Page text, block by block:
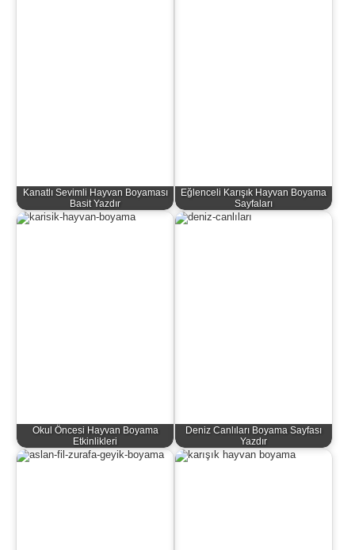
Kanatlı Sevimli Hayvan Boyaması
Basit Yazdır
Eğlenceli Karışık Hayvan Boyama
Sayfaları
Okul Öncesi Hayvan Boyama
Etkinlikleri
Deniz Canlıları Boyama Sayfası
Yazdır